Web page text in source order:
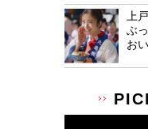
上
ぶ
お